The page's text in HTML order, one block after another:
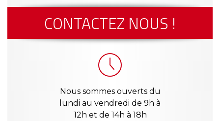
CONTACTEZ NOUS !
Nous sommes ouverts du
lundi au vendredi de 9h à
12h et de 14h à 18h